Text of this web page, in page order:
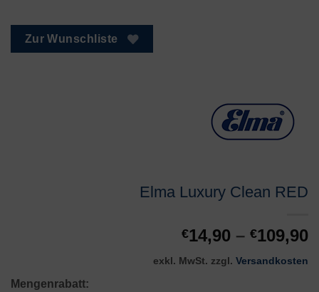
Zur Wunschliste
Elma Luxury Clean RED
€14,90 – €109,90
exkl. MwSt. zzgl. Versandkosten
Mengenrabatt: